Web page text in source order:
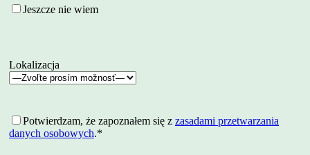
Jeszcze nie wiem
Lokalizacja
Potwierdzam, że zapoznałem się z zasadami przetwarzania
danych osobowych.*